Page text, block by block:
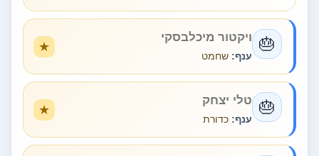
🎂 ויקטור מיכלבסקי
ענף: שחמט
🎂 טלי יצחק
ענף: כדורת